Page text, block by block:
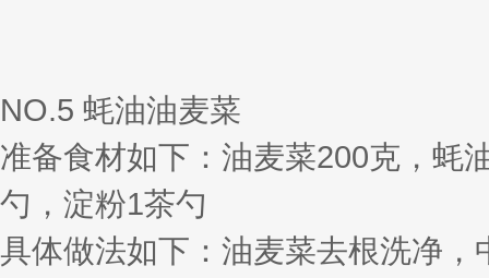
NO.5 蚝油油麦菜
准备食材如下：油麦菜200克，蚝
勺，淀粉1茶勺
具体做法如下：油麦菜去根洗净